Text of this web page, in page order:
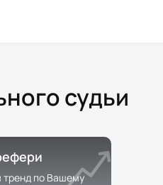
судьи
тренд по Вашему